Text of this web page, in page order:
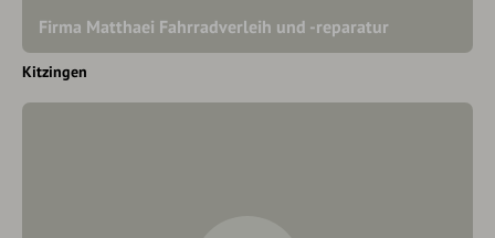
Firma Matthaei Fahrradverleih und -reparatur
Kitzingen